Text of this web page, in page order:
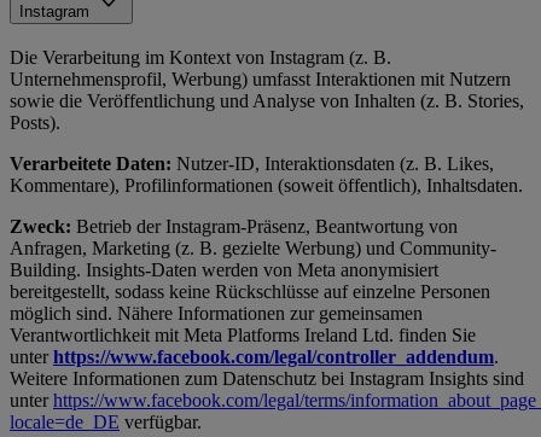
Instagram
Die Verarbeitung im Kontext von Instagram (z. B.
Unternehmensprofil, Werbung) umfasst Interaktionen mit Nutzern
sowie die Veröffentlichung und Analyse von Inhalten (z. B. Stories,
Posts).
Verarbeitete Daten: Nutzer-ID, Interaktionsdaten (z. B. Likes,
Kommentare), Profilinformationen (soweit öffentlich), Inhaltsdaten.
Zweck: Betrieb der Instagram-Präsenz, Beantwortung von
Anfragen, Marketing (z. B. gezielte Werbung) und Community-
Building. Insights-Daten werden von Meta anonymisiert
bereitgestellt, sodass keine Rückschlüsse auf einzelne Personen
möglich sind. Nähere Informationen zur gemeinsamen
Verantwortlichkeit mit Meta Platforms Ireland Ltd. finden Sie
unter https://www.facebook.com/legal/controller_addendum.
Weitere Informationen zum Datenschutz bei Instagram Insights sind
unter https://www.facebook.com/legal/terms/
locale=de_DE verfügbar.